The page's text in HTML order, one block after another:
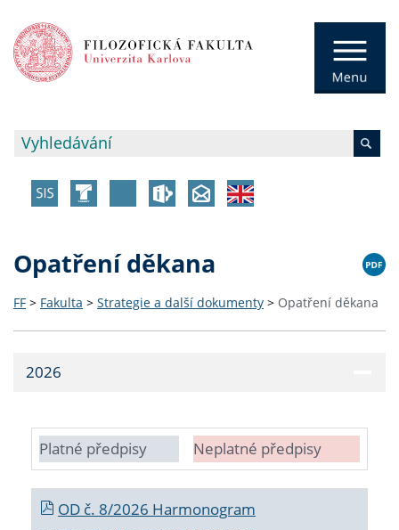
Opatření děkana
FF > Fakulta > Strategie a další dokumenty > Opatření děkana
2026
Platné předpisy Neplatné předpisy
OD č. 8/2026 Harmonogram